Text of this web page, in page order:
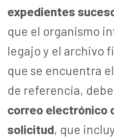
expedientes
que el organismo
legajo y el archivo
que se encuentra
de referencia,
correo electrónico
solicitud, que